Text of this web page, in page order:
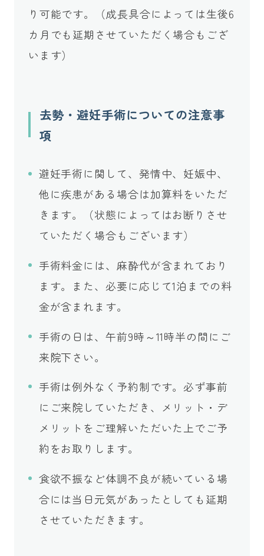
り可能です。（成長具合によっては生後6
カ月でも延期させていただく場合もござ
います）
去勢・避妊手術についての注意事
項
避妊手術に関して、発情中、妊娠中、
他に疾患がある場合は加算料をいただ
きます。（状態によってはお断りさせ
ていただく場合もございます）
手術料金には、麻酔代が含まれており
ます。また、必要に応じて1泊までの料
金が含まれます。
手術の日は、午前9時～11時半の間にご
来院下さい。
手術は例外なく予約制です。必ず事前
にご来院していただき、メリット・デ
メリットをご理解いただいた上でご予
約をお取りします。
食欲不振など体調不良が続いている場
合には当日元気があったとしても延期
させていただきます。